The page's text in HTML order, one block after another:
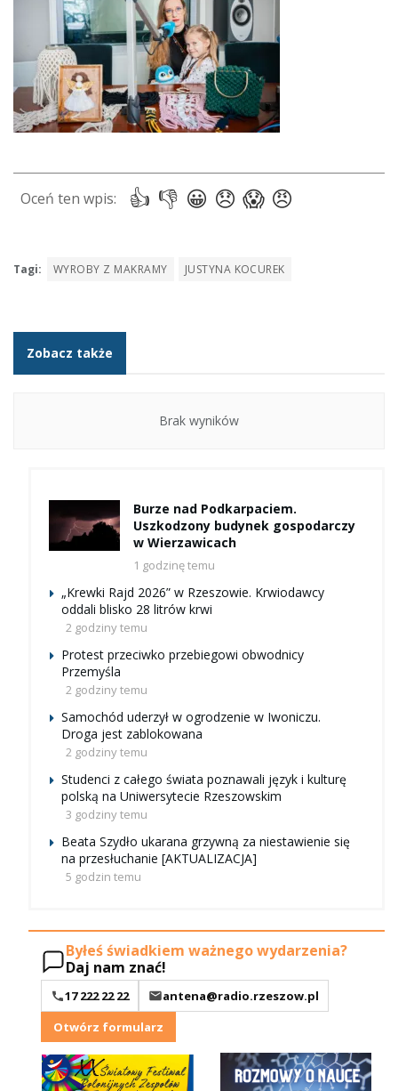
Tagi: WYROBY Z MAKRAMY JUSTYNA KOCUREK
Zobacz także
Brak wyników
Burze nad Podkarpaciem.
Uszkodzony budynek gospodarczy
w Wierzawicach
1 godzinę temu
„Krewki Rajd 2026” w Rzeszowie. Krwiodawcy
oddali blisko 28 litrów krwi
2 godziny temu
Protest przeciwko przebiegowi obwodnicy
Przemyśla
2 godziny temu
Samochód uderzył w ogrodzenie w Iwoniczu.
Droga jest zablokowana
2 godziny temu
Studenci z całego świata poznawali język i kulturę
polską na Uniwersytecie Rzeszowskim
3 godziny temu
Beata Szydło ukarana grzywną za niestawienie się
na przesłuchanie [AKTUALIZACJA]
5 godzin temu
Byłeś świadkiem ważnego wydarzenia?
Daj nam znać!
17 222 22 22
antena@radio.rzeszow.pl
Otwórz formularz